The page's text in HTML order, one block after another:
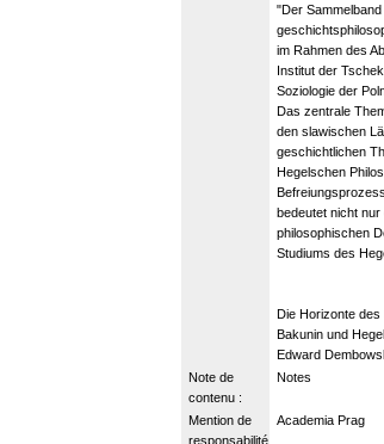
"Der
im Rahmen des
Institut der
Soziologie der
Das zentrale
den slawischen
geschichtlichen
Hegelschen
bedeutet nicht
philosophischen
Studiums des
Die Horizonte des
Bakunin und
Edward
Note de
contenu :
Notes
Mention de
responsabilité
Academia Prag